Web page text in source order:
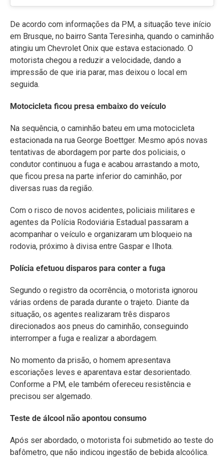
De acordo com informações da PM, a situação teve início
em Brusque, no bairro Santa Teresinha, quando o caminhão
atingiu um Chevrolet Onix que estava estacionado. O
motorista chegou a reduzir a velocidade, dando a
impressão de que iria parar, mas deixou o local em
seguida.
Motocicleta ficou presa embaixo do veículo
Na sequência, o caminhão bateu em uma motocicleta
estacionada na rua George Boettger. Mesmo após novas
tentativas de abordagem por parte dos policiais, o
condutor continuou a fuga e acabou arrastando a moto,
que ficou presa na parte inferior do caminhão, por
diversas ruas da região.
Com o risco de novos acidentes, policiais militares e
agentes da Polícia Rodoviária Estadual passaram a
acompanhar o veículo e organizaram um bloqueio na
rodovia, próximo à divisa entre Gaspar e Ilhota.
Polícia efetuou disparos para conter a fuga
Segundo o registro da ocorrência, o motorista ignorou
várias ordens de parada durante o trajeto. Diante da
situação, os agentes realizaram três disparos
direcionados aos pneus do caminhão, conseguindo
interromper a fuga e realizar a abordagem.
No momento da prisão, o homem apresentava
escoriações leves e aparentava estar desorientado.
Conforme a PM, ele também ofereceu resistência e
precisou ser algemado.
Teste de álcool não apontou consumo
Após ser abordado, o motorista foi submetido ao teste do
bafômetro, que não indicou ingestão de bebida alcoólica.